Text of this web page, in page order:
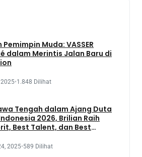
Muda: VASSER
dalam Merintis Jalan Baru di
2025•1.848 Dilihat
Tengah dalam Ajang Duta
2026, Brilian Raih
Best Talent, dan Best
2025•589 Dilihat